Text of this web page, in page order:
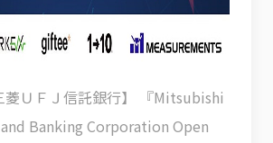
菱ＵＦＪ信託銀行】 『Mitsubishi
Banking Corporation Open